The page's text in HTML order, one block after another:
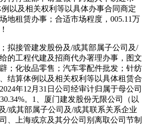
以及相关权利等以具体办事合同商定
地租赁办事；合适市场程度，005.11万
接管建发股份及/或其部属子公司及/
的工程代建及招商代办署理办事，图文
；化妆品零售；汽车零配件批发；针纺
结算体例以及相关权利等以具体租赁合
年12月31日公司经审计归属于母公司
。1、厦门建发股份无限公司（以
/或其部属子公司及/或其联系关系企业
、上海或京及其分公司别离取公司节制